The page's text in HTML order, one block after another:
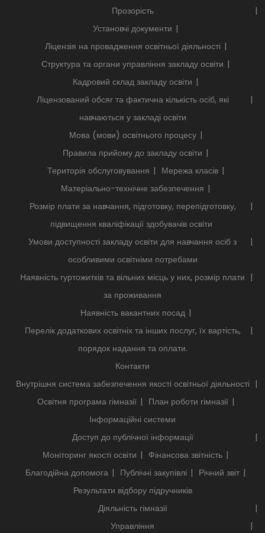
Прозорість
Установчі документи
Ліцензія на провадження освітньої діяльності
Структура та органи управління закладу освіти
Кадровий склад закладу освіти
Ліцензований обсяг та фактична кількість осіб, які
навчаються у закладі освіти
Мова (мови) освітнього процесу
Правила прийому до закладу освіти
Територія обслуговування
Мережа класів
Матеріально-технічне забезпечення
Розмір плати за навчання, підготовку, перепідготовку,
підвищення кваліфікації здобувачів освіти
Умови доступності закладу освіти для навчання осіб з
особливими освітніми потребами
Наявність гуртожитків та вільних місць у них, розмір плати
за проживання
Наявність вакантних посад
Перелік додаткових освітніх та інших послуг, їх вартість,
порядок надання та оплати.
Контакти
Внутрішня система забезпечення якості освітньої діяльності
Освітня програма гімназії
План роботи гімназії
Інформаційні системи
Доступ до публічної інформації
Моніторинг якості освіти
Фінансова звітність
Благодійна допомога
Публічні закупівлі
Річний звіт
Результати відбору підручників
Діяльність гімназії
Управління